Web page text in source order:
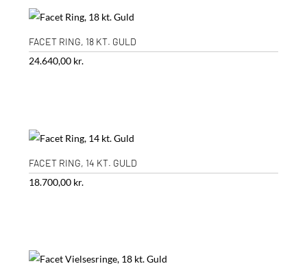
FACET RING, 18 KT. GULD
24.640,00 kr.
FACET RING, 14 KT. GULD
18.700,00 kr.